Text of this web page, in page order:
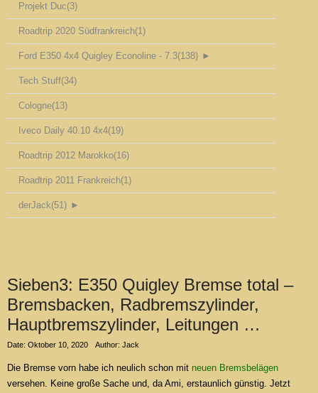
Projekt Duc(3)
Roadtrip 2020 Südfrankreich(1)
Ford E350 4x4 Quigley Econoline - 7.3(138) ►
Tech Stuff(34)
Cologne(13)
Iveco Daily 40.10 4x4(19)
Roadtrip 2012 Marokko(16)
Roadtrip 2011 Frankreich(1)
derJack(51) ►
Sieben3: E350 Quigley Bremse total –
Bremsbacken, Radbremszylinder,
Hauptbremszylinder, Leitungen …
Date: Oktober 10, 2020 Author: Jack
Die Bremse vorn habe ich neulich schon mit neuen Bremsbelägen
versehen. Keine große Sache und, da Ami, erstaunlich günstig. Jetzt